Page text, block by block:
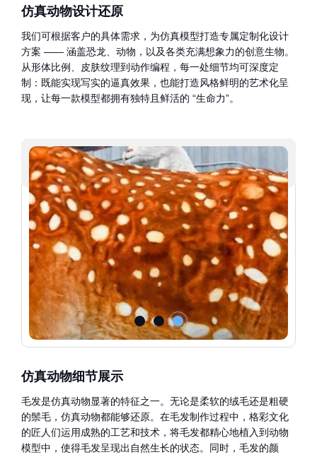
仿真动物设计还原
我们可根据客户的具体需求，为仿真模型打造专属定制化设计
方案 —— 涵盖恐龙、动物，以及各类充满想象力的创意生物。
从形体比例、皮肤纹理到动作编程，每一处细节均可深度定
制：既能实现写实的逼真效果，也能打造风格鲜明的艺术化呈
现，让每一款模型都拥有独特且鲜活的 “生命力”。
仿真动物细节展示
毛发是仿真动物显著的特征之一。无论是柔软的绒毛还是粗硬
的鬃毛，仿真动物都能够还原。在毛发制作过程中，格彩文化
的匠人们运用成熟的工艺和技术，将毛发都精心地植入到动物
模型中，使得毛发呈现出自然生长的状态。同时，毛发的颜